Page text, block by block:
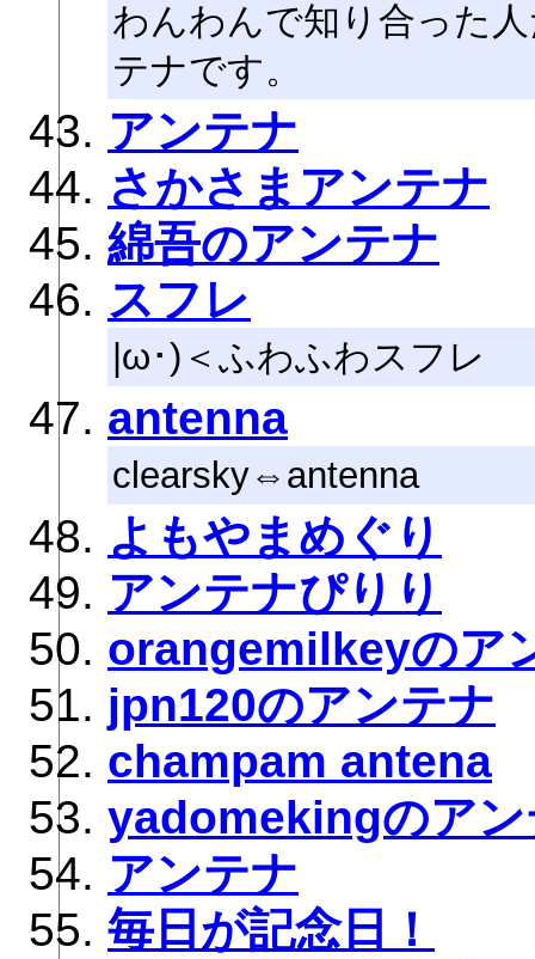
わんわんで知り合った
テナです。
アンテナ
さかさまアンテナ
綿吾のアンテナ
スフレ
|ω･)＜ふわふわスフレ
antenna
clearsky⇔antenna
よもやまめぐり
アンテナぴりり
orangemilkeyのア
jpn120のアンテナ
champam antena
yadomekingのアン
アンテナ
毎日が記念日！